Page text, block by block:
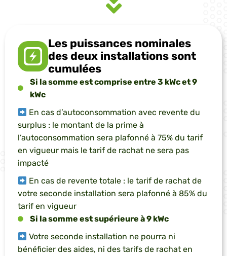
Les puissances nominales
des deux installations sont
cumulées
Si la somme est comprise entre 3 kWc et 9
kWc
En cas d’autoconsommation avec revente du
surplus : le montant de la prime à
l’autoconsommation sera plafonné à 75% du tarif
en vigueur mais le tarif de rachat ne sera pas
impacté
En cas de revente totale : le tarif de rachat de
votre seconde installation sera plafonné à 85% du
tarif en vigueur
Si la somme est supérieure à 9 kWc
Votre seconde installation ne pourra ni
bénéficier des aides, ni des tarifs de rachat en